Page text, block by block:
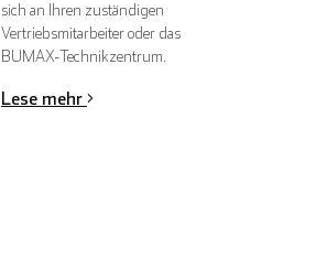
sich an Ihren zuständigen
Vertriebsmitarbeiter oder das
BUMAX-Technikzentrum.
Lese mehr